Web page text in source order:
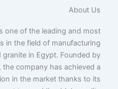
About Us
one of the leading and most
in the field of manufacturing
in Egypt. Founded by
the company has achieved a
in the market thanks to its